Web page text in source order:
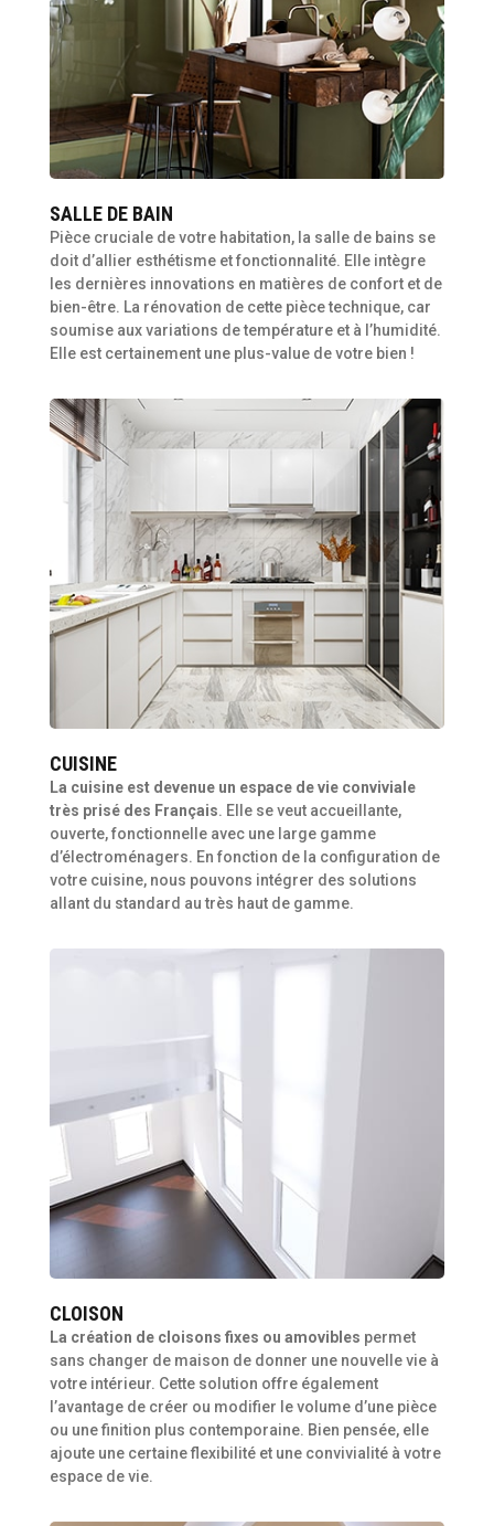
SALLE DE BAIN
Pièce cruciale de votre habitation, la salle de bains se
doit d’allier esthétisme et fonctionnalité. Elle intègre
les dernières innovations en matières de confort et de
bien-être. La rénovation de cette pièce technique, car
soumise aux variations de température et à l’humidité.
Elle est certainement une plus-value de votre bien !
CUISINE
La cuisine est devenue un espace de vie conviviale
très prisé des Français. Elle se veut accueillante,
ouverte, fonctionnelle avec une large gamme
d’électroménagers. En fonction de la configuration de
votre cuisine, nous pouvons intégrer des solutions
allant du standard au très haut de gamme.
CLOISON
La création de cloisons fixes ou amovibles permet
sans changer de maison de donner une nouvelle vie à
votre intérieur. Cette solution offre également
l’avantage de créer ou modifier le volume d’une pièce
ou une finition plus contemporaine. Bien pensée, elle
ajoute une certaine flexibilité et une convivialité à votre
espace de vie.